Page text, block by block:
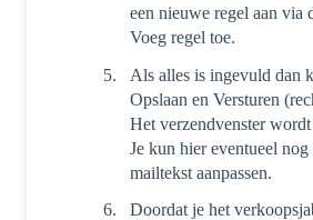
een nieuwe regel aan via
Voeg regel toe.
Als alles is ingevuld dan
Opslaan en Versturen
Het verzendvenster
Je kun hier eventueel nog
mailtekst aanpassen.
Doordat je het